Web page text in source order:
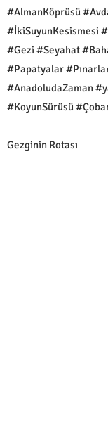
#AlmanKöprüsü
#İkiSuyunKesismesi
#Gezi #Seyahat
#Papatyalar
#AnadoludaZaman
#KoyunSürüsü
Gezginin Rotası